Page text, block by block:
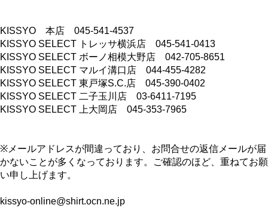
KISSYO 本店 045-541-4537
KISSYO SELECT トレッサ横浜店 045-541-0413
KISSYO SELECT ボーノ相模大野店 042-705-8651
KISSYO SELECT マルイ溝口店 044-455-4282
KISSYO SELECT 東戸塚S.C.店 045-390-0402
KISSYO SELECT 二子玉川店 03-6411-7195
KISSYO SELECT 上大岡店 045-353-7965
※メールアドレスが間違っており、お問合せの返信メールが届
かないことが多くなっております。ご確認のほど、重ねてお願
い申し上げます。
kissyo-online@shirt.ocn.ne.jp